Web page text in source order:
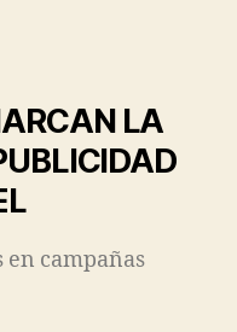
LA
en campañas